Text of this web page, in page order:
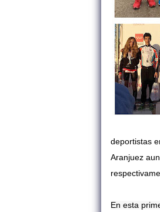
deportistas
Aranjuez
En esta